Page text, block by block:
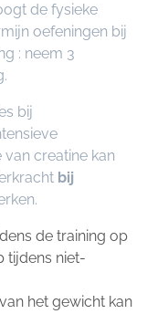
de fysieke
oefeningen bij
: neem 3
bij
creatine kan
bij
de training op
tijdens niet-
het gewicht kan